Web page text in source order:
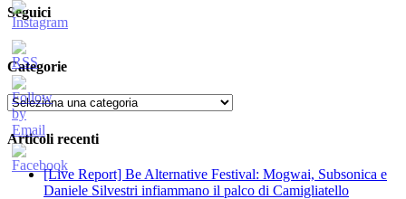
Seguici
Categorie
Categorie
Articoli recenti
[Live Report] Be Alternative Festival: Mogwai, Subsonica e
Daniele Silvestri infiammano il palco di Camigliatello